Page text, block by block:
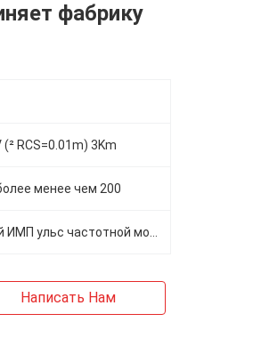
фабрику
(² RCS=0.01m) 3Km
менее чем 200
Написать Нам